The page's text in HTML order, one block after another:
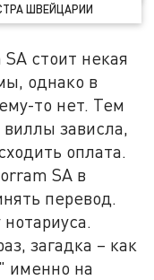
ШВЕЙЦАРИИ
стоит некая
однако в
то нет. Тем
зависла,
оплата.
SA в
перевод.
загадка – как
именно на